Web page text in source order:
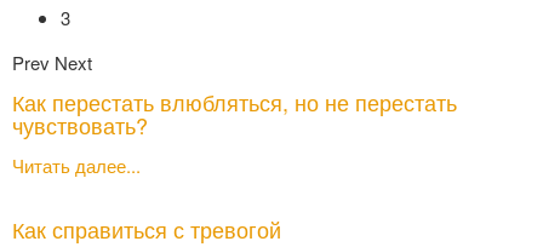
3
Prev Next
Как перестать влюбляться, но не перестать
чувствовать?
Читать далее...
Как справиться с тревогой